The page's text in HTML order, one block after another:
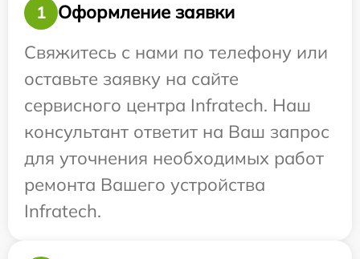
1
Оформление заявки
Свяжитесь с нами по телефону или
оставьте заявку на сайте
сервисного центра Infratech. Наш
консультант ответит на Ваш запрос
для уточнения необходимых работ
ремонта Вашего устройства
Infratech.